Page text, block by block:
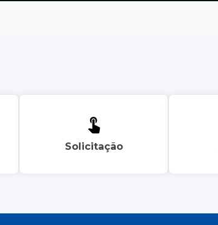
Solicitação